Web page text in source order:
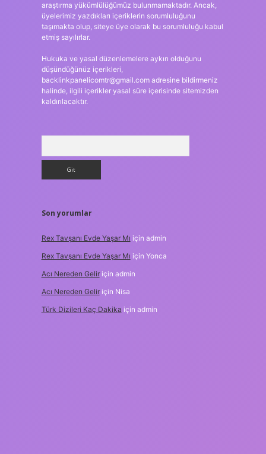
araştırma yükümlülüğümüz bulunmamaktadır. Ancak,
üyelerimiz yazdıkları içeriklerin sorumluluğunu
taşımakta olup, siteye üye olarak bu sorumluluğu kabul
etmiş sayılırlar.
Hukuka ve yasal düzenlemelere aykırı olduğunu
düşündüğünüz içerikleri,
backlinkpanelicomtr@gmail.comadresine bildirmeniz
halinde, ilgili içerikler yasal süre içerisinde sitemizden
kaldırılacaktır.
Son yorumlar
Rex Tavşanı Evde Yaşar Mı için admin
Rex Tavşanı Evde Yaşar Mı için Yonca
Acı Nereden Geliriçin admin
Acı Nereden Geliriçin Nisa
Türk Dizileri Kaç Dakika için admin